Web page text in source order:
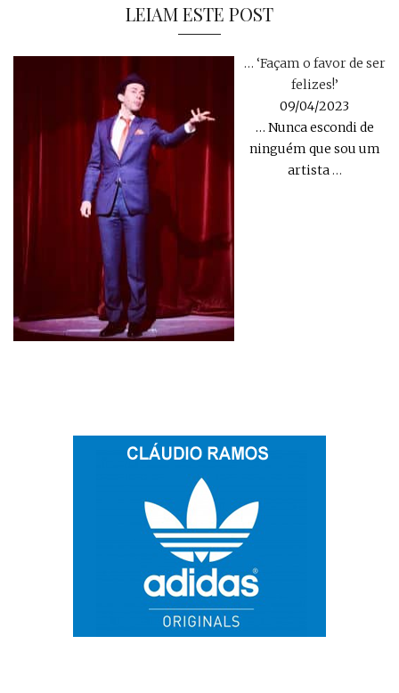
LEIAM ESTE POST
… ‘Façam o favor de ser
felizes!’
09/04/2023
… Nunca escondi de
ninguém que sou um
artista…